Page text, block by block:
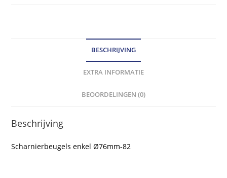
BESCHRIJVING
EXTRA INFORMATIE
BEOORDELINGEN (0)
Beschrijving
Scharnierbeugels enkel Ø76mm-82